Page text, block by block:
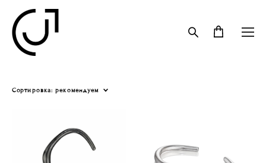
Сортировка: рекомендуем